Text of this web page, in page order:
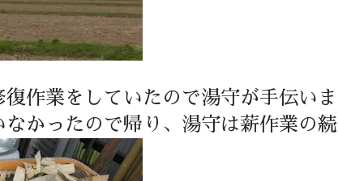
作業をしていたので湯守が手伝いま
かったので帰り、湯守は薪作業の続